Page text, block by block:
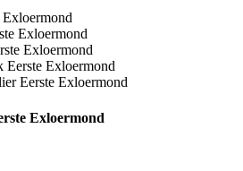
Exloermond
Exloermond
Exloermond
Eerste Exloermond
Eerste Exloermond
Exloermond